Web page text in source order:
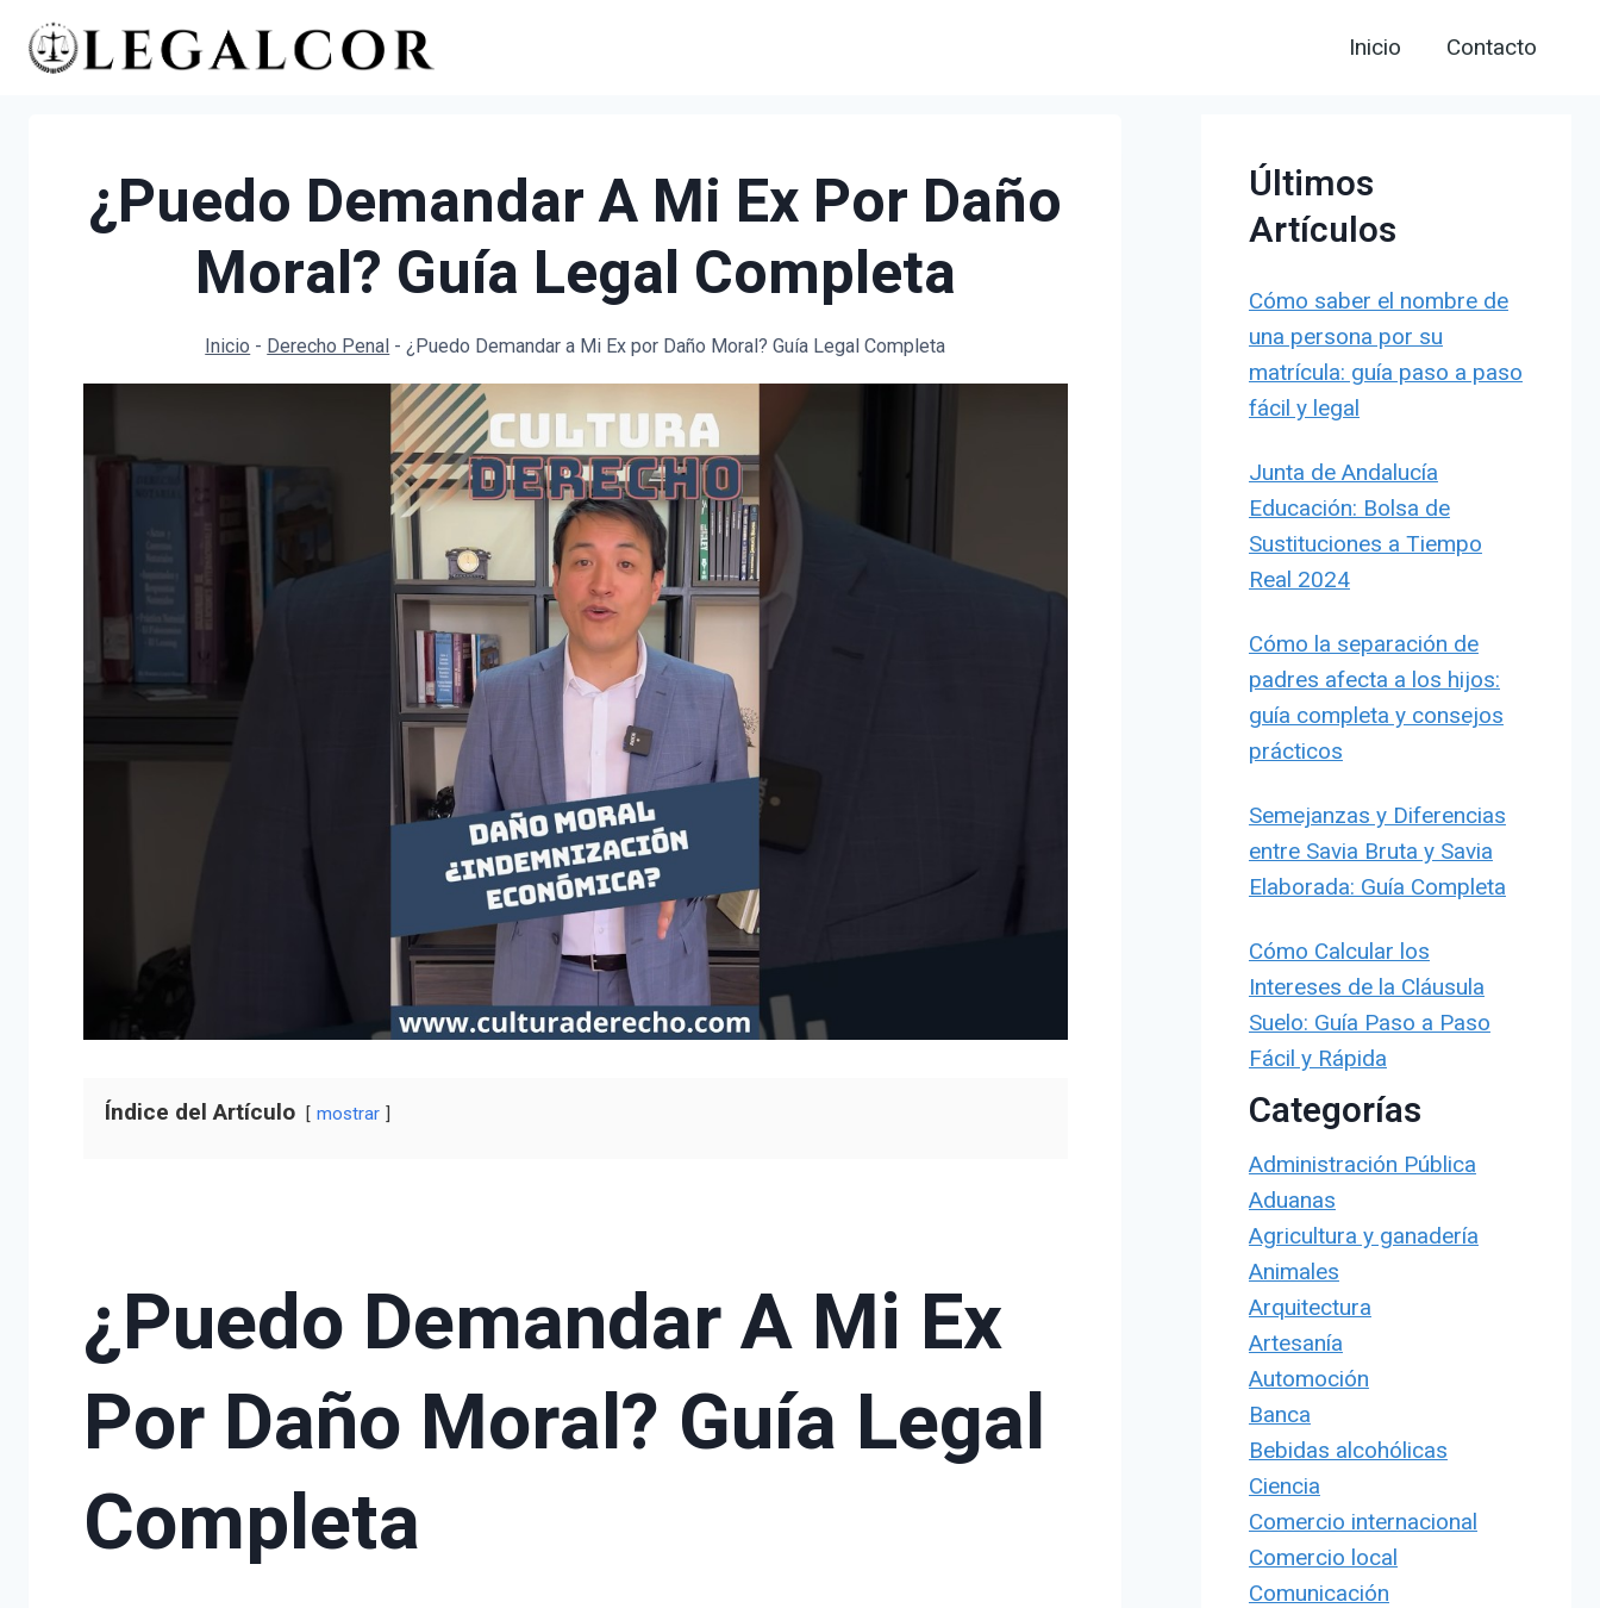
Saltar
Inicio Contacto
¿Puedo Demandar A Mi Ex Por Daño
Moral? Guía Legal Completa
Inicio - Derecho Penal - ¿Puedo Demandar a Mi Ex por Daño Moral? Guía Legal Completa
Índice del Artículo mostrar
¿Puedo Demandar A Mi Ex
Por Daño Moral? Guía Legal
Completa
Últimos
Artículos
Cómo saber el nombre de
una persona por su
matrícula: guía paso a paso
fácil y legal
Junta de Andalucía
Educación: Bolsa de
Sustituciones a Tiempo
Real 2024
Cómo la separación de
padres afecta a los hijos:
guía completa y consejos
prácticos
Semejanzas y Diferencias
entre Savia Bruta y Savia
Elaborada: Guía Completa
Cómo Calcular los
Intereses de la Cláusula
Suelo: Guía Paso a Paso
Fácil y Rápida
Categorías
Administración Pública
Aduanas
Agricultura y ganadería
Animales
Arquitectura
Artesanía
Automoción
Banca
Bebidas alcohólicas
Ciencia
Comercio internacional
Comercio local
Comunicación